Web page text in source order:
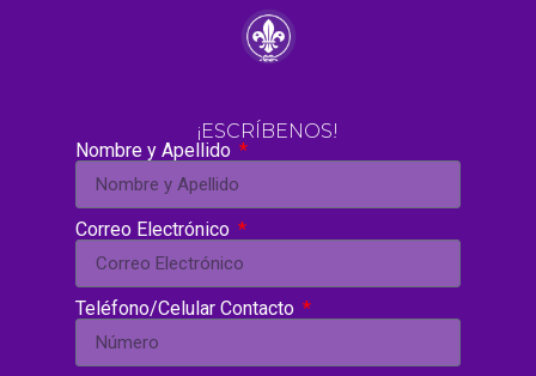
¡ESCRÍBENOS!
Nombre y Apellido
Correo Electrónico
Teléfono/Celular Contacto